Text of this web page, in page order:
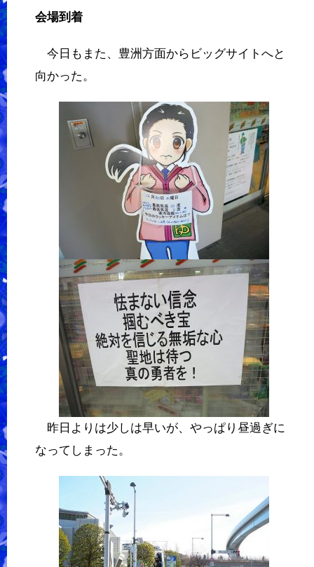
会場到着
今日もまた、豊洲方面からビッグサイトへと
向かった。
昨日よりは少しは早いが、やっぱり昼過ぎに
なってしまった。